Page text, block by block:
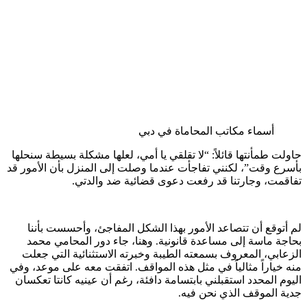
أسماء مكاتب المحاماة في دبي
حاولت طمأنتها قائلاً: “لا تقلقي يا أمي، لعلها مشكلة بسيطة سنحلها
بأسرع وقت”، لكنني تفاجأت عندما وصلت إلى المنزل بأن الأمور قد
تفاقمت، وجارتنا قد رفعت دعوى قضائية ضد والدتي.
لم أتوقع أن تتصاعد الأمور بهذا الشكل المفاجئ، وأحسست بأننا
بحاجة ماسة إلى مساعدة قانونية. وهنا، جاء دور المحامي محمد
الزعابي، المعروف بسمعته الطيبة وخبرته الاستثنائية التي جعلت
منه خياراً مثالياً في مثل هذه المواقف. اتفقت معه على موعد، وفي
اليوم المحدد استقبلني بابتسامة دافئة، رغم أن عينيه كانتا تعكسان
جدية الموقف الذي نحن فيه.